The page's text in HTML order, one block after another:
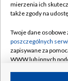
Naziemna
Rada
System NOS
Informacje o
mierzenia ich
także zgody na
Twoje dane osobowe
poszczególnych
zapisywane za
WWW lub innych